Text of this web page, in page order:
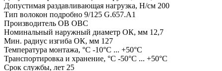
Допустимая раздавливающая нагрузка, Н/см 200
Тип волокон подробно 9/125 G.657.А1
Производитель ОВ ОВС
Номинальный наружный диаметр ОК, мм 12,7
Мин. радиус изгиба ОК, мм 127
Температура монтажа, °С -10°C ... +50°C
Транспортировка и хранение, °С -50°C ... +50°C
Срок службы, лет 25